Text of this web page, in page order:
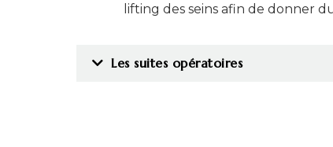
lifting des seins afin de donner
Les suites opératoires